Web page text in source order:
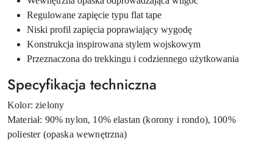
Regulowane zapięcie typu flat tape
Niski profil zapięcia poprawiający wygodę
Konstrukcja inspirowana stylem wojskowym
Przeznaczona do trekkingu i codziennego użytkowania
Specyfikacja techniczna
Kolor: zielony
Materiał: 90% nylon, 10% elastan (korony i rondo), 100%
poliester (opaska wewnętrzna)